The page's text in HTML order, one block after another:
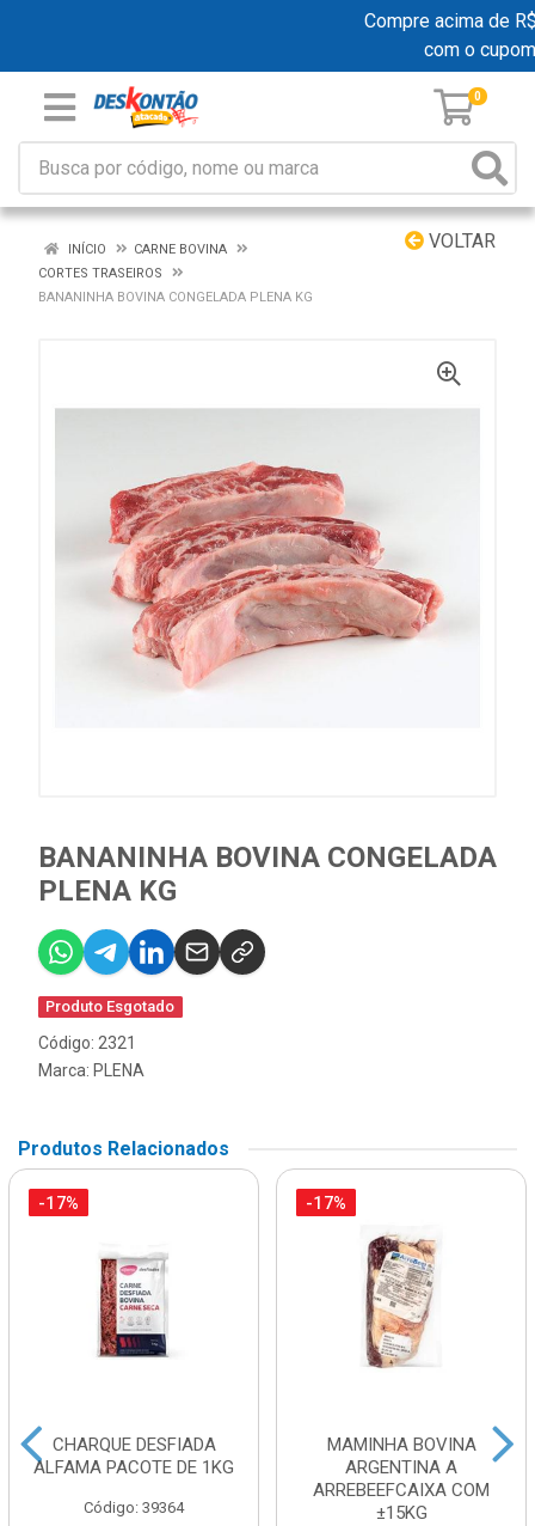
Compre acima de
com o cupom
0
VOLTAR
INÍCIO
CARNE BOVINA
CORTES TRASEIROS
BANANINHA BOVINA CONGELADA PLENA KG
BANANINHA BOVINA CONGELADA
PLENA KG
Produto Esgotado
Código: 2321
Marca: PLENA
Produtos Relacionados
-17%
CHARQUE DESFIADA
ALFAMA PACOTE DE 1KG
Código: 39364
-17%
MAMINHA BOVINA
ARGENTINA A
ARREBEEFCAIXA COM
±15KG